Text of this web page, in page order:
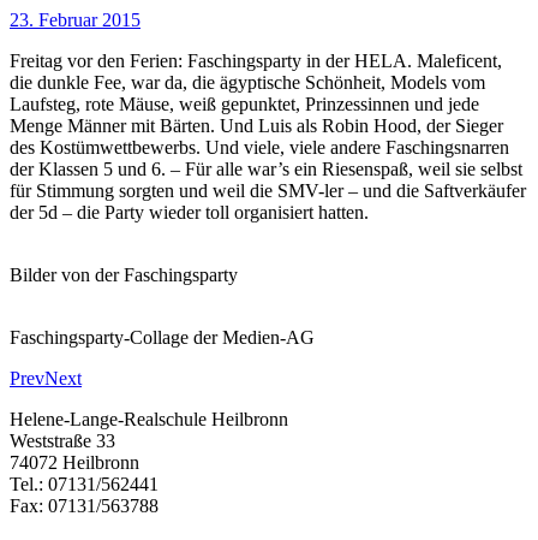
23. Februar 2015
Freitag vor den Ferien: Faschingsparty in der HELA. Maleficent,
die dunkle Fee, war da, die ägyptische Schönheit, Models vom
Laufsteg, rote Mäuse, weiß gepunktet, Prinzessinnen und jede
Menge Männer mit Bärten. Und Luis als Robin Hood, der Sieger
des Kostümwettbewerbs. Und viele, viele andere Faschingsnarren
der Klassen 5 und 6. – Für alle war’s ein Riesenspaß, weil sie selbst
für Stimmung sorgten und weil die SMV-ler – und die Saftverkäufer
der 5d – die Party wieder toll organisiert hatten.
Bilder von der Faschingsparty
Faschingsparty-Collage der Medien-AG
PrevNext
Helene-Lange-Realschule Heilbronn
Weststraße 33
74072 Heilbronn
Tel.: 07131/562441
Fax: 07131/563788